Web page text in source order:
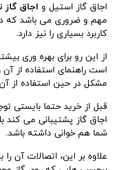
اجاق گاز استیل و اجاق گاز
مهم و ضروری می باشد که
کاربرد بسیاری را نیز دارد.
از این رو برای بهره وری
است راهنمای استفاده از آن
مشکل در حین استفاده از
قبل از خرید حتما بایستی
اجاق گاز پشتیبانی می کند
شما هم خوانی داشته باشد.
علاوه بر این، اتصالات آن